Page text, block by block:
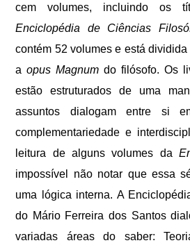
cem volumes, incluindo os
Enciclopédia de Ciências
contém 52 volumes e está
aopus Magnumdo filósofo. Os
estão estruturados de uma
assuntos dialogam entre si
complementariedade e
leitura de alguns volumes da
impossível não notar que essa
uma lógica interna. A
do Mário Ferreira dos Santos
variadas áreas do saber: